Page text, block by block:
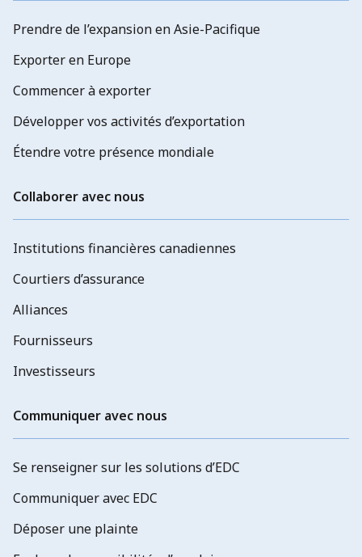
Prendre de l’expansion en Asie-Pacifique
Exporter en Europe
Commencer à exporter
Développer vos activités d’exportation
Étendre votre présence mondiale
Collaborer avec nous
Institutions financières canadiennes
Courtiers d’assurance
Alliances
Fournisseurs
Investisseurs
Communiquer avec nous
Se renseigner sur les solutions d’EDC
Communiquer avec EDC
Déposer une plainte